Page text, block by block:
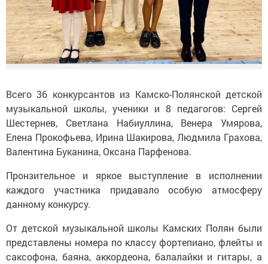
Всего 36 конкурсантов из Камско-Полянской детской
музыкальной школы, ученики и 8 педагогов: Сергей
Шестернев, Светлана Набиуллина, Венера Умярова,
Елена Прокофьева, Ирина Шакирова, Людмила Грахова,
Валентина Буканина, Оксана Парфенова.
Пронзительное и яркое выступление в исполнении
каждого участника придавало особую атмосферу
данному конкурсу.
От детской музыкальной школы Камских Полян были
представлены номера по классу фортепиано, флейты и
саксофона, баяна, аккордеона, балалайки и гитары, а